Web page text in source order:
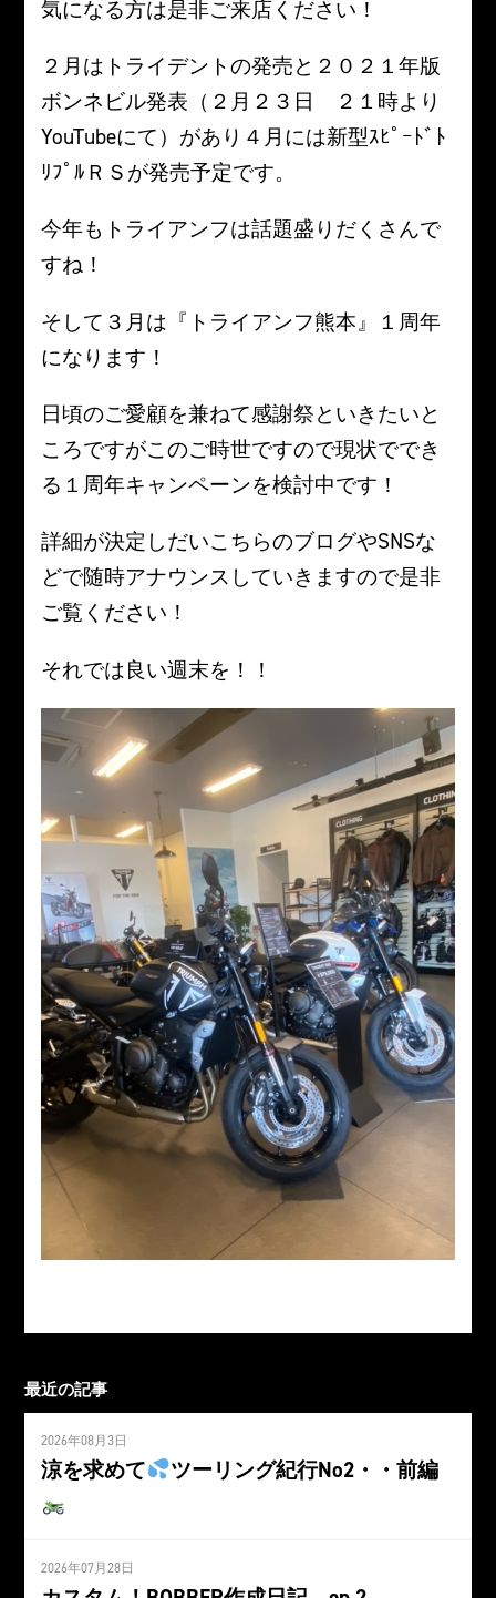
気になる方は是非ご来店ください！
２月はトライデントの発売と２０２１年版
ボンネビル発表（２月２３日 ２１時より
YouTubeにて）があり４月には新型ｽﾋﾟｰﾄﾞﾄ
ﾘﾌﾟﾙＲＳが発売予定です。
今年もトライアンフは話題盛りだくさんで
すね！
そして３月は『トライアンフ熊本』１周年
になります！
日頃のご愛顧を兼ねて感謝祭といきたいと
ころですがこのご時世ですので現状ででき
る１周年キャンペーンを検討中です！
詳細が決定しだいこちらのブログやSNSな
どで随時アナウンスしていきますので是非
ご覧ください！
それでは良い週末を！！
最近の記事
2026年08月3日
涼を求めて ツーリング紀行No2・・前編
2026年07月28日